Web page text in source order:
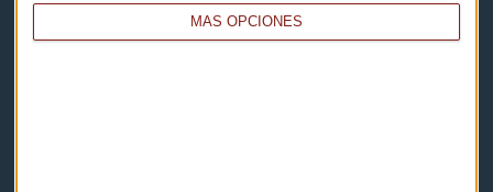
MÁS OPCIONES